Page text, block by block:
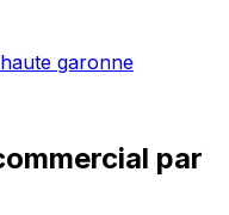
haute garonne
par